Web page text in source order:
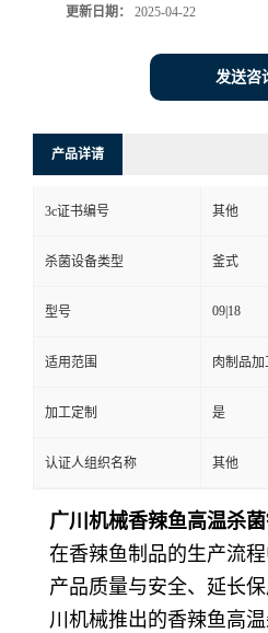
更新日期： 2025-04-22
发送咨
产品详请
3c证书编号 其他
杀菌设备类型 釜式
型号 09|18
适用范围 肉制品
加工定制 是
认证人组织名称 其他
广川机械香辣鱼高温杀
在香辣鱼制品的生产流
产品质量与安全、延长
川机械推出的香辣鱼高